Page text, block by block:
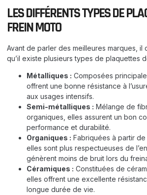
LES DIFFÉRENTS TYPES DE
FREIN MOTO
Avant de parler des meilleures marques,
qu’il existe plusieurs types de plaquettes
Métalliques : Composées
offrent une bonne résistance à
aux usages intensifs.
Semi-métalliques : Mélange de
organiques, elles assurent un bon
performance et durabilité.
Organiques : Fabriquées à partir de
elles sont plus respectueuses de
génèrent moins de bruit lors du
Céramiques : Constituées de
elles offrent une excellente
longue durée de vie.